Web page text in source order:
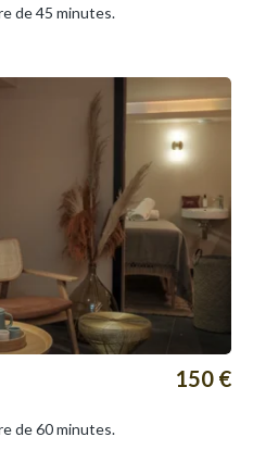
de 45 minutes.
150 €
de 60 minutes.